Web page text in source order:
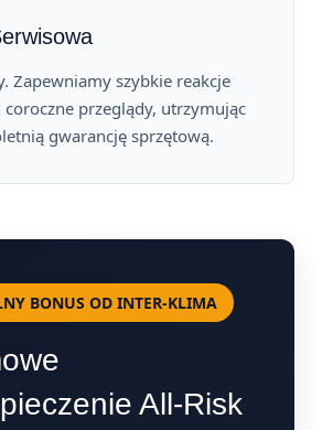
Zapewniamy szybkie reakcje
przeglądy, utrzymując
gwarancję sprzętową.
BONUS OD INTER-KLIMA
All-Risk